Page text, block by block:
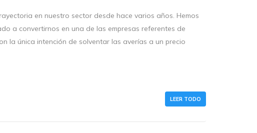
en nuestro sector desde hace varios años. Hemos
a convertirnos en una de las empresas referentes de
la única intención de solventar las averías a un precio
LEER TODO